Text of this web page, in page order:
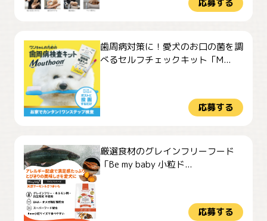
応募する
歯周病対策に！愛犬のお口の菌を調
べるセルフチェックキット「M...
応募する
厳選食材のグレインフリーフード
「Be my baby 小粒ド...
応募する